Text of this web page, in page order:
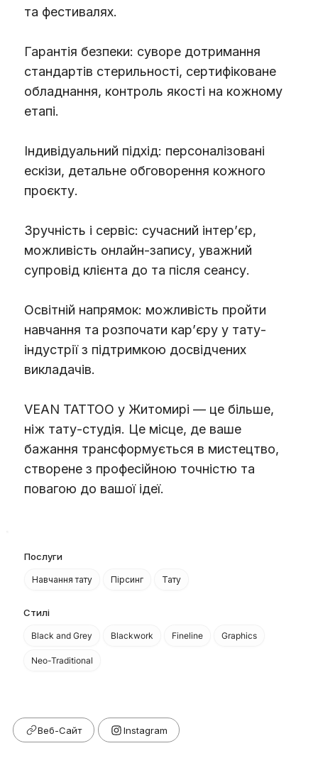
та фестивалях.
Гарантія безпеки: суворе дотримання
стандартів стерильності, сертифіковане
обладнання, контроль якості на кожному
етапі.
Індивідуальний підхід: персоналізовані
ескізи, детальне обговорення кожного
проєкту.
Зручність і сервіс: сучасний інтер’єр,
можливість онлайн-запису, уважний
супровід клієнта до та після сеансу.
Освітній напрямок: можливість пройти
навчання та розпочати кар’єру у тату-
індустрії з підтримкою досвідчених
викладачів.
VEAN TATTOO у Житомирі — це більше,
ніж тату-студія. Це місце, де ваше
бажання трансформується в мистецтво,
створене з професійною точністю та
повагою до вашої ідеї.
Послуги
Навчання тату Пірсинг Тату
Стилі
Black and Grey Blackwork Fineline Graphics
Neo-Traditional
Веб-Сайт